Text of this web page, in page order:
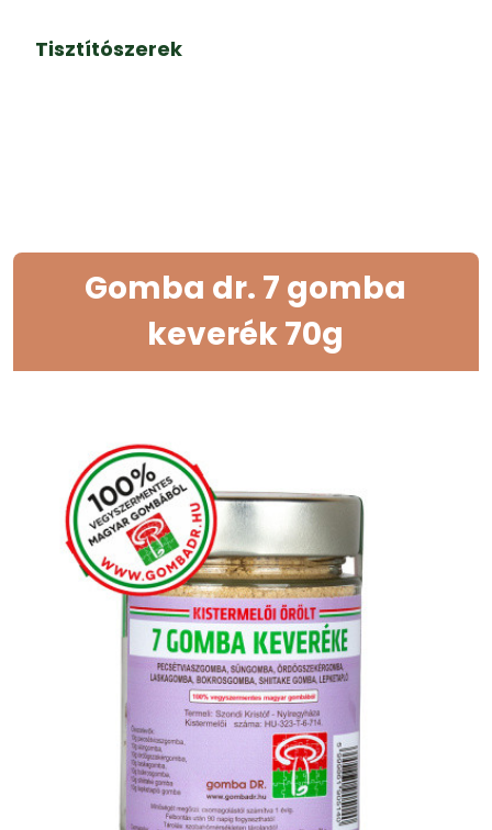
Tisztítószerek
Gomba dr. 7 gomba
keverék 70g